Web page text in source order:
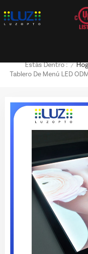
Estás Dentro : /
Tablero De Menú LED